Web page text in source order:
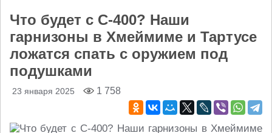
Что будет с С-400? Наши
гарнизоны в Хмеймиме и Тартусе
ложатся спать с оружием под
подушками
23 января 2025 1 758